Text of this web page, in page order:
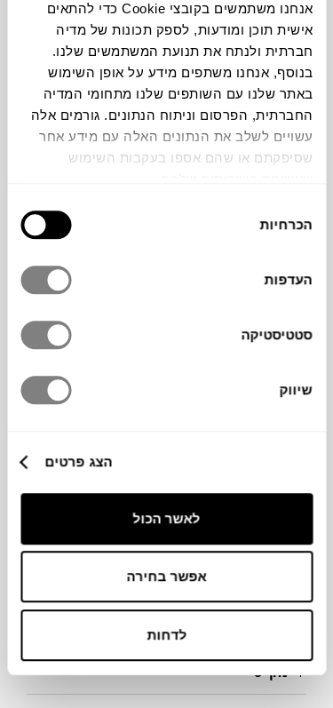
אנחנו משתמשים בקובצי Cookie כדי להתאים
אישית תוכן ומודעות, לספק תכונות של מדיה
חברתית ולנתח את תנועת המשתמשים שלנו.
בנוסף, אנחנו משתפים מידע על אופן השימוש
באתר שלנו עם השותפים שלנו מתחומי המדיה
החברתית, הפרסום וניתוח הנתונים. גורמים אלה
עשויים לשלב את הנתונים האלה עם מידע אחר
שסיפקתם או שהם אספו בעקבות השימוש
הסכמה
הכרחיות
העדפות
סטטיסטיקה
שיווק
הצג פרטים
לאשר הכול
אפשר בחירה
לדחות
להדמיית AI Design
תוכלו למצוא אותי ב:
צבעים
שרפרף / שולחן צד קליל ומינימליסטי, עשוי
מתכת – חזק ויציב. אם לשבת, להניח כוס קפה
או מושב קבוע לעציץ אהוב. מחוץ לבית או בתוכו
הוא יקפיץ, יפתח ויסגור לכם את הפינה.
D34X36H ס"מ
מק"ט